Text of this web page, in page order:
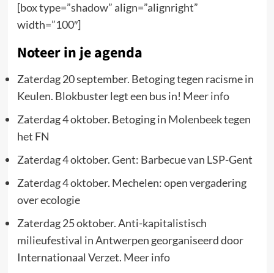
[box type=”shadow” align=”alignright”
width=”100″]
Noteer in je agenda
Zaterdag 20 september. Betoging tegen racisme in
Keulen. Blokbuster legt een bus in! Meer info
Zaterdag 4 oktober. Betoging in Molenbeek tegen
het FN
Zaterdag 4 oktober. Gent: Barbecue van LSP-Gent
Zaterdag 4 oktober. Mechelen: open vergadering
over ecologie
Zaterdag 25 oktober. Anti-kapitalistisch
milieufestival in Antwerpen georganiseerd door
Internationaal Verzet. Meer info